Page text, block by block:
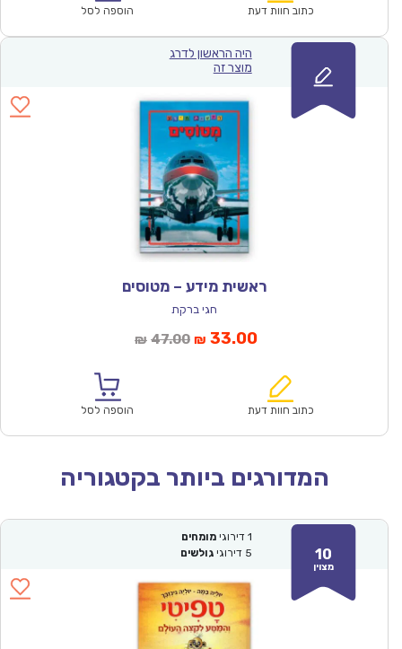
₪213.00.
כתוב חוות דעת הוספה לסל
היה הראשון לדרג
מוצר זה
ראשית מידע – מטוסים
חגי ברקת
₪ 47.00המחיר
₪47.00.
₪ 33.00המחיר
הוא:
כתוב חוות דעת הוספה לסל
המדורגים ביותר בקטגוריה
10
מצוין
1 דירוגי מומחים
5 דירוגי גולשים